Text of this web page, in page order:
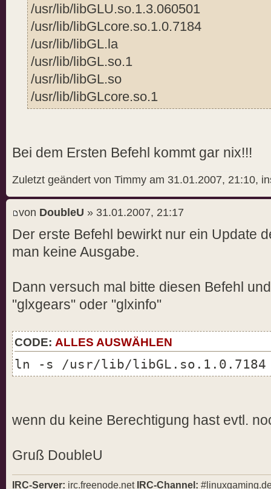
/usr/lib/libGLU.so.1.3.060501
/usr/lib/libGLcore.so.1.0.7184
/usr/lib/libGL.la
/usr/lib/libGL.so.1
/usr/lib/libGL.so
/usr/lib/libGLcore.so.1
Bei dem Ersten Befehl kommt gar nix!!!
Zuletzt geändert von Timmy am 31.01.2007, 21:10,
von DoubleU » 31.01.2007, 21:17
Der erste Befehl bewirkt nur ein Update
man keine Ausgabe.
Dann versuch mal bitte diesen Befehl
"glxgears" oder "glxinfo"
CODE: ALLES AUSWÄHLEN
ln -s /usr/lib/
wenn du keine Berechtigung hast evtl.
Gruß DoubleU
IRC-Server: irc.freenode.net IRC-Channel: